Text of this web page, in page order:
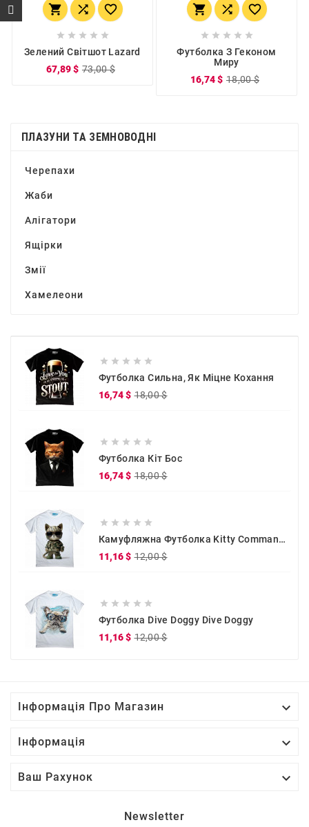
  
    
Зелений Світшот Lazard
67,89 $ 73,00 $
  
    
Футболка З Геконом
Миру
16,74 $ 18,00 $
ПЛАЗУНИ ТА ЗЕМНОВОДНІ
Черепахи
Жаби
Алігатори
Ящірки
Змії
Хамелеони
    
Футболка Сильна, Як Міцне Кохання
16,74 $ 18,00 $
    
Футболка Кіт Бос
16,74 $ 18,00 $
    
Камуфляжна Футболка Kitty Commander
11,16 $ 12,00 $
    
Футболка Dive Doggy Dive Doggy
11,16 $ 12,00 $
Інформація Про Магазин 
Інформація 
Ваш Рахунок 
Newsletter